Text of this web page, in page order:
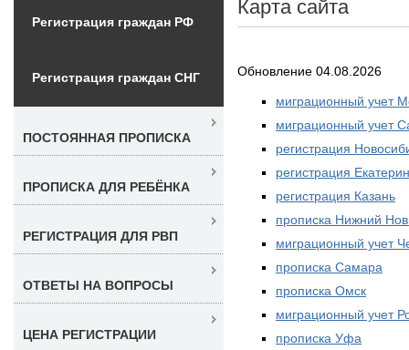
Карта сайта
Обновление 04.08.2026
миграционный учет
миграционный учет
регистрация
регистрация
регистрация Казань
прописка Нижний
миграционный учет
прописка Самара
прописка Омск
миграционный учет
прописка Уфа
Регистрация граждан РФ
Регистрация граждан СНГ
ПОСТОЯННАЯ ПРОПИСКА
ПРОПИСКА ДЛЯ РЕБЁНКА
РЕГИСТРАЦИЯ ДЛЯ РВП
ОТВЕТЫ НА ВОПРОСЫ
ЦЕНА РЕГИСТРАЦИИ